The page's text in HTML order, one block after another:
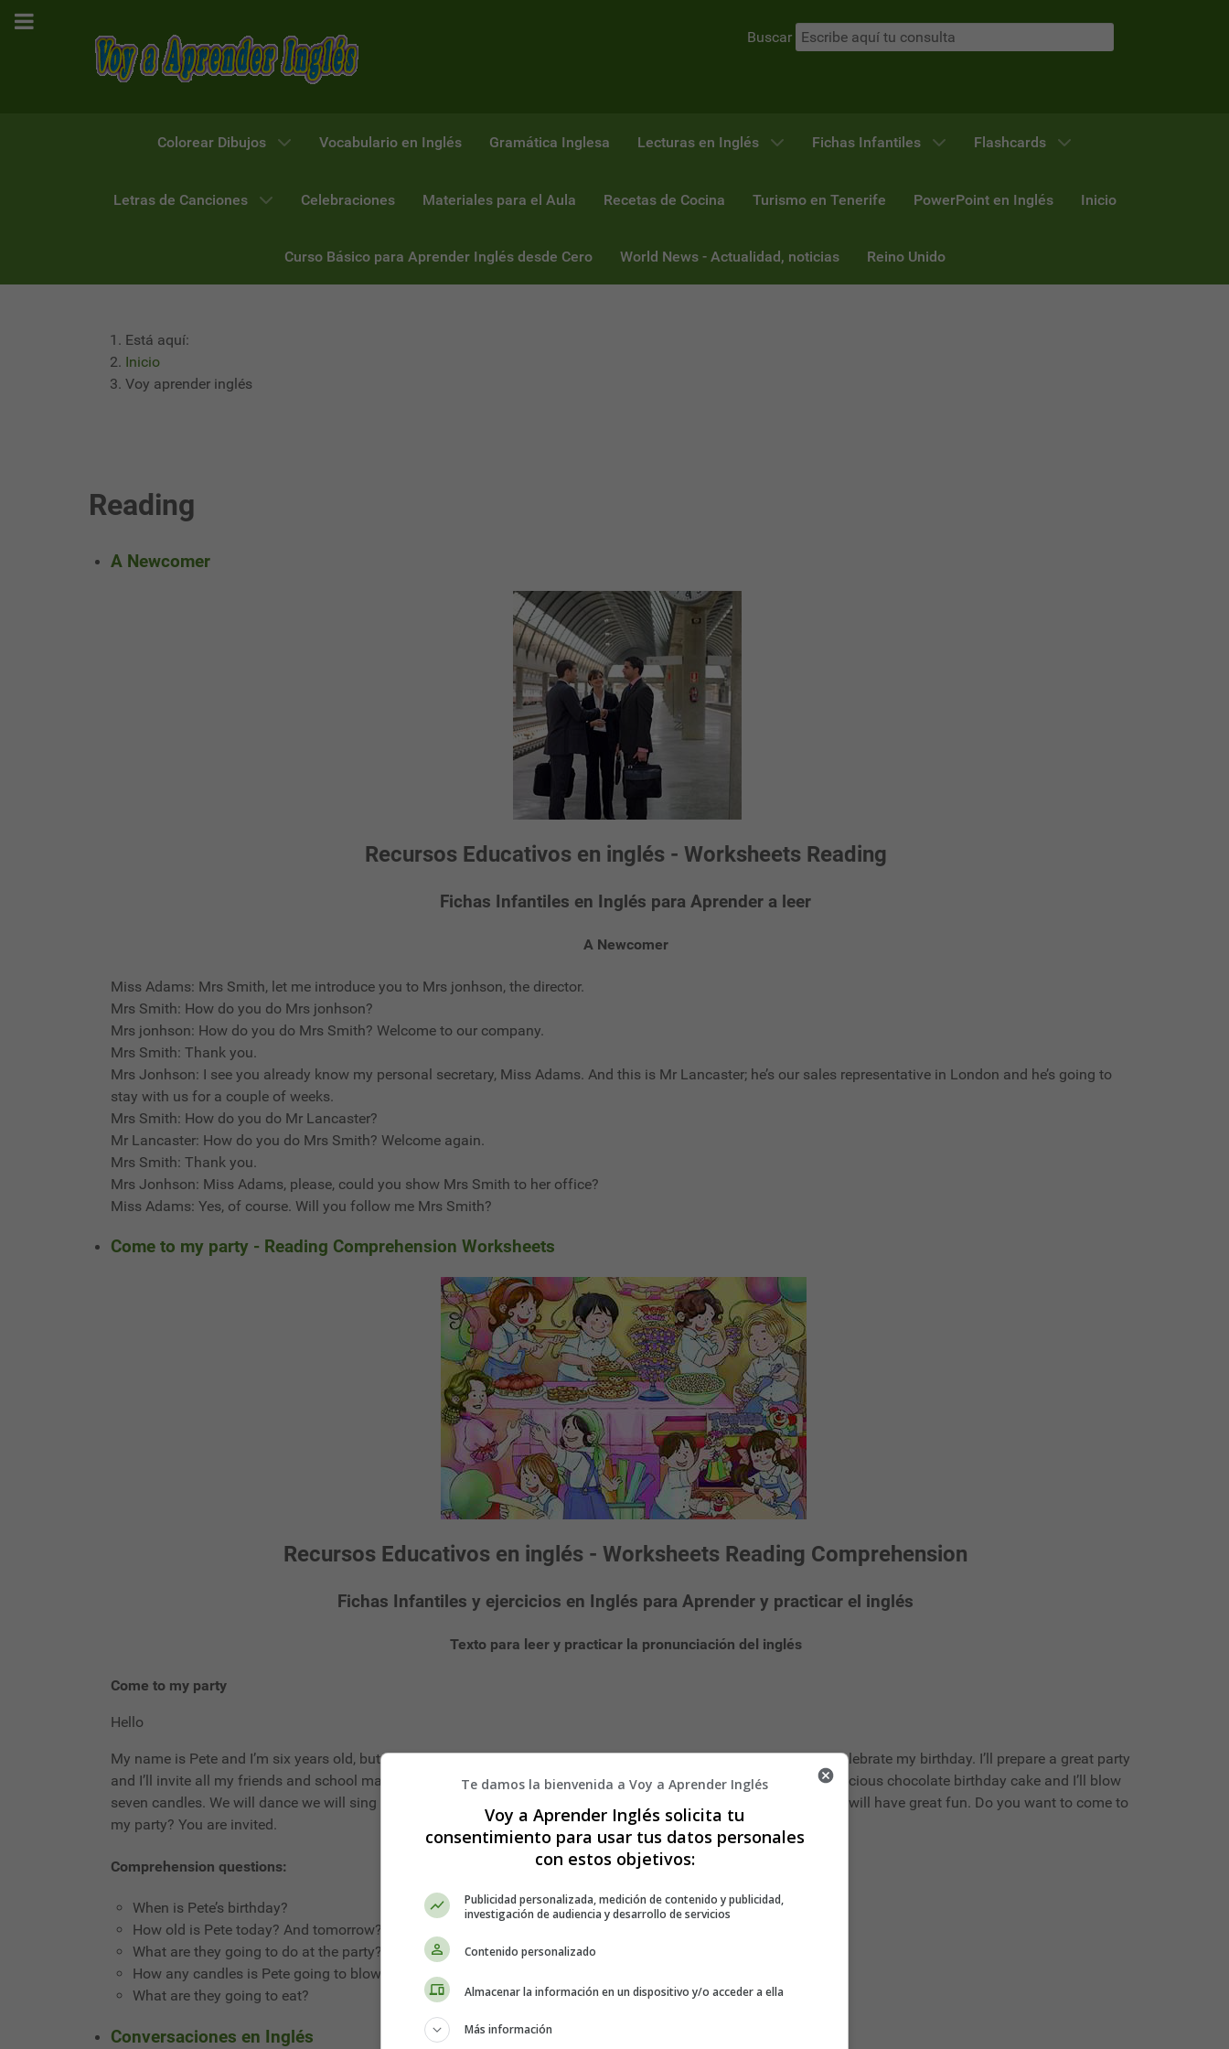
Buscar
Colorear Dibujos Vocabulario en Inglés Gramática Inglesa Lecturas en Inglés Fichas Infantiles Flashcards
Letras de Canciones Celebraciones Materiales para el Aula Recetas de Cocina Turismo en Tenerife PowerPoint en Inglés Inicio
Curso Básico para Aprender Inglés desde Cero World News - Actualidad, noticias Reino Unido
Está aquí:
Inicio
Voy aprender inglés
Reading
A Newcomer
Recursos Educativos en inglés - Worksheets Reading
Fichas Infantiles en Inglés para Aprender a leer
A Newcomer
Miss Adams: Mrs Smith, let me introduce you to Mrs jonhson, the director.
Mrs Smith: How do you do Mrs jonhson?
Mrs jonhson: How do you do Mrs Smith? Welcome to our company.
Mrs Smith: Thank you.
Mrs Jonhson: I see you already know my personal secretary, Miss Adams. And this is Mr Lancaster; he’s our sales representative in London and he’s going to
stay with us for a couple of weeks.
Mrs Smith: How do you do Mr Lancaster?
Mr Lancaster: How do you do Mrs Smith? Welcome again.
Mrs Smith: Thank you.
Mrs Jonhson: Miss Adams, please, could you show Mrs Smith to her office?
Miss Adams: Yes, of course. Will you follow me Mrs Smith?
Come to my party - Reading Comprehension Worksheets
Recursos Educativos en inglés - Worksheets Reading Comprehension
Fichas Infantiles y ejercicios en Inglés para Aprender y practicar el inglés
Texto para leer y practicar la pronunciación del inglés
Come to my party
Hello
My name is Pete and I’m six years old, but tomorrow is my birthday, so tomorrow I’ll be seven years old; I want to celebrate my birthday. I’ll prepare a great party
and I’ll invite all my friends and school mates. I’m sure I’ll get wonderful presents. My mother is going to bake a delicious chocolate birthday cake and I’ll blow
seven candles. We will dance we will sing funny songs and play a lot of cool games. It will be a fantastic party. We will have great fun. Do you want to come to
my party? You are invited.
Comprehension questions:
When is Pete’s birthday?
How old is Pete today? And tomorrow?
What are they going to do at the party?
How any candles is Pete going to blow?
What are they going to eat?
Conversaciones en Inglés
Te damos la bienvenida a Voy a Aprender Inglés
Voy a Aprender Inglés solicita tu
consentimiento para usar tus datos personales
con estos objetivos:
Publicidad personalizada, medición de contenido y publicidad,
investigación de audiencia y desarrollo de servicios
Contenido personalizado
Almacenar la información en un dispositivo y/o acceder a ella
Más información